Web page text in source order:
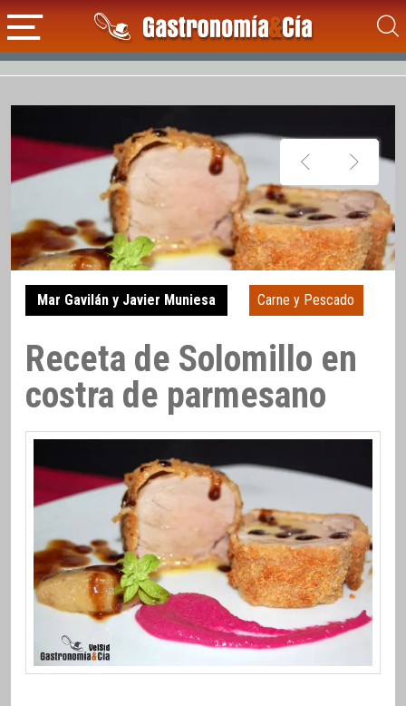
Mar Gavilán y Javier Muniesa Carne y Pescado
Receta de Solomillo en
costra de parmesano